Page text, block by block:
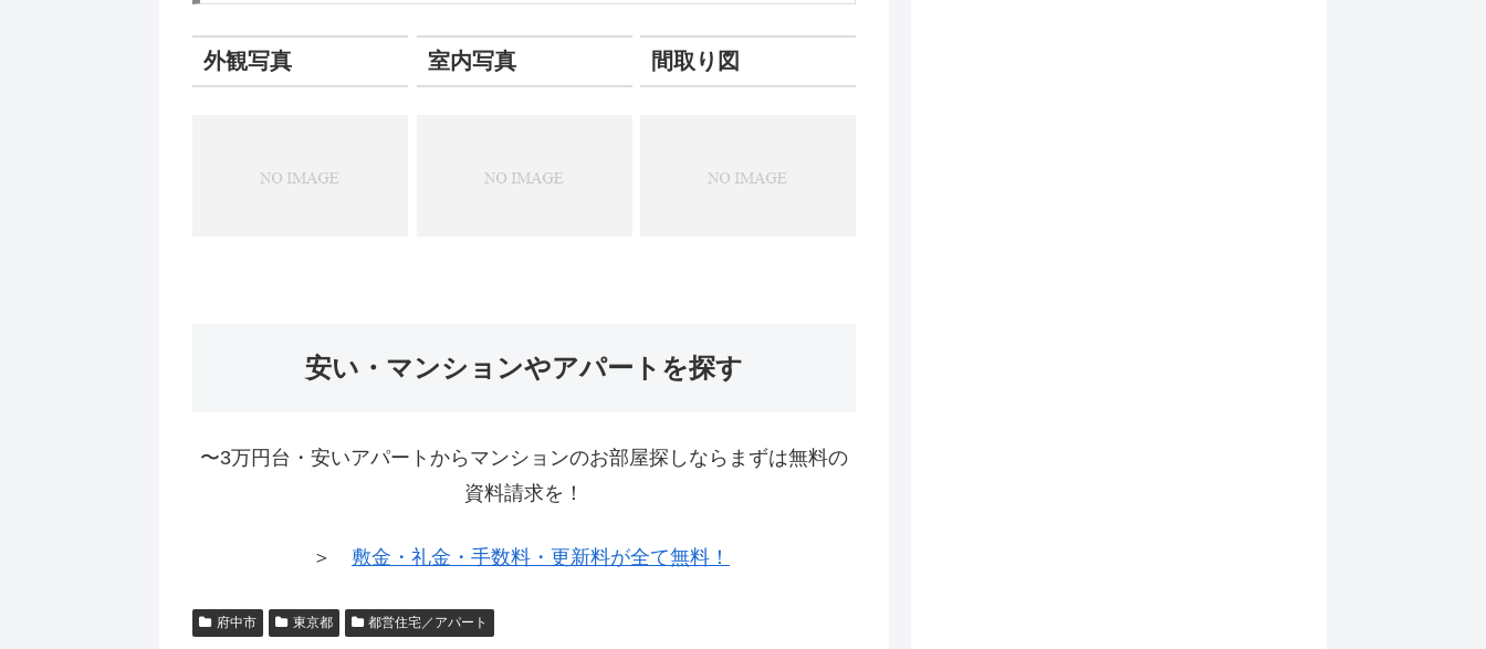
外観写真 室内写真 間取り図
安い・マンションやアパートを探す
〜3万円台・安いアパートからマンションのお部屋探しならまずは無料の
資料請求を！
＞ 敷金・礼金・手数料・更新料が全て無料！
府中市 東京都 都営住宅／アパート